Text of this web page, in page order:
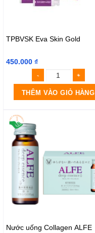
TPBVSK Eva Skin Gold
450.000 ₫
THÊM VÀO GIỎ HÀNG
Nước uống Collagen ALFE